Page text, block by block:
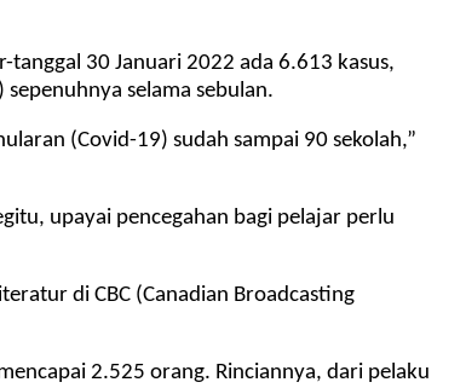
30 Januari 2022 ada 6.613 kasus,
selama sebulan.
(Covid-19) sudah sampai 90 sekolah,”
upayai pencegahan bagi pelajar perlu
di CBC (Canadian Broadcasting
2.525 orang. Rinciannya, dari pelaku